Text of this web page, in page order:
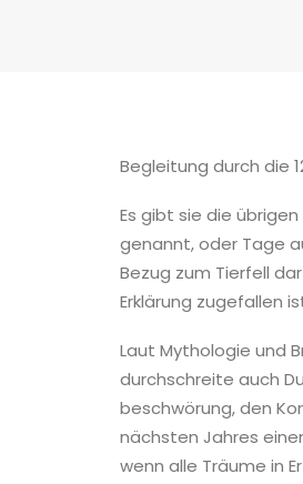
Begleitung durch die
Es gibt sie die
genannt, oder Tage
Bezug zum Tierfell
Erklärung zugefallen
Laut Mythologie und
durchschreite auch
beschwörung, den
nächsten Jahres
wenn alle Träume in